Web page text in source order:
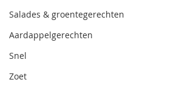
Salades & groentegerechten
Aardappelgerechten
Snel
Zoet